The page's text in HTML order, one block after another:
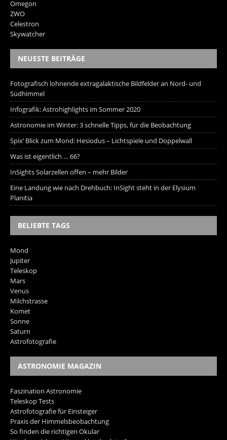
Omegon
ZWO
Celestron
Skywatcher
NEUESTE BEITRÄGE
Fotografisch lohnende extragalaktische Bildfelder an Nord- und
Südhimmel
Infografik: Astrohighlights im Sommer 2020
Astronomie im Winter: 3 schnelle Tipps, für die Beobachtung
Spix‘ Blick zum Mond: Hesiodus – Lichtspiele und Doppelwall
Was ist eigentlich … 66?
InSights Solarzellen offen – mehr Bilder
Eine Landung wie nach Drehbuch: InSight steht in der Elysium
Planitia
BELIEBTE TAGS
Mond
Jupiter
Teleskop
Mars
Venus
Milchstrasse
Komet
Sonne
Saturn
Astrofotografie
ASTRONOMIE MAGAZIN
Faszination Astronomie
Teleskop Tests
Astrofotografie für Einsteiger
Praxis der Himmelsbeobachtung
So finden die richtigen Okular